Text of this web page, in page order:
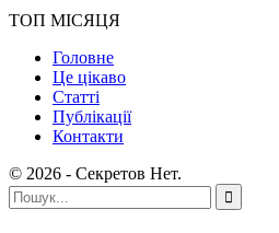
ТОП МІСЯЦЯ
Головне
Це цікаво
Статті
Публікації
Контакти
© 2026 - Секретов Нет.